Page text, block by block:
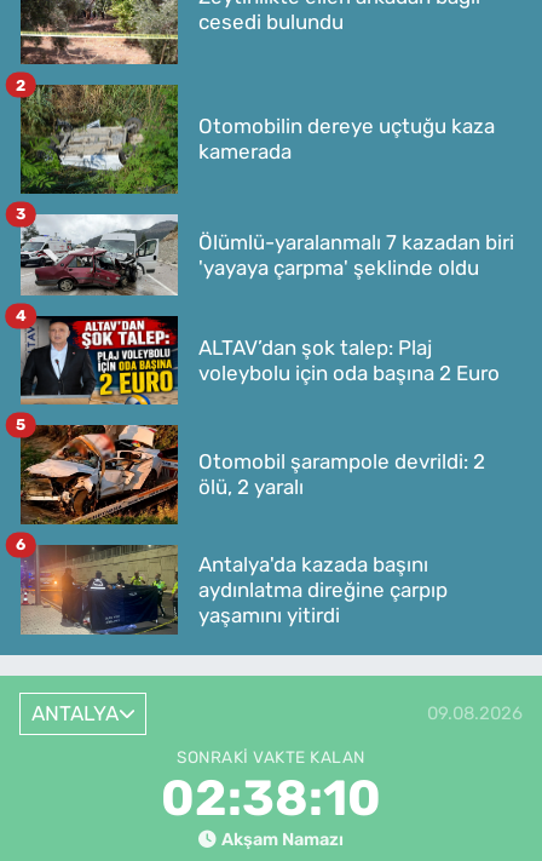
cesedi bulundu
Otomobilin dereye uçtuğu kaza
kamerada
2
Ölümlü-yaralanmalı 7 kazadan biri
'yayaya çarpma' şeklinde oldu
3
ALTAV’dan şok talep: Plaj
voleybolu için oda başına 2 Euro
4
Otomobil şarampole devrildi: 2
ölü, 2 yaralı
5
Antalya'da kazada başını
aydınlatma direğine çarpıp
yaşamını yitirdi
6
ANTALYA 09.08.2026
SONRAKI VAKTE KALAN
02:38:10
Akşam Namazı